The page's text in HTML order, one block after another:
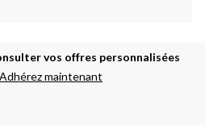
vos offres personnalisées
Adhérez maintenant